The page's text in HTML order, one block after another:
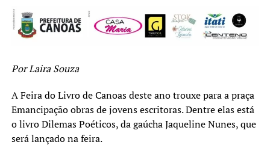
TÓPICOS RELACIONADOS:
38ª FEIRA DO LIVRO DE CANOAS
CANOAS
CULTURA ENTREVERBO
ESCRITORA
OTPLAY
PREFEITURA DE CANOAS
RIO GRANDE DO SUL
A SEGUIR UP
Secretário de Cultura de Canoas, Eliezer Pacheco autografa
“Sociedade e Política” hoje no Café Literário
NÃO SE ESQUEÇA
Por Laira Souza
A Feira do Livro de Canoas deste ano trouxe para a praça
Emancipação obras de jovens escritoras. Dentre elas está
o livro Dilemas Poéticos, da gaúcha Jaqueline Nunes, que
será lançado na feira.